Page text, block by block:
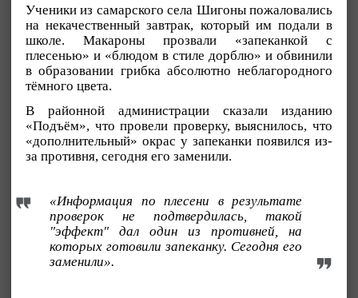
Ученики из самарского села Шигоны пожаловались
на некачественный завтрак, который им подали в
школе. Макароны прозвали «запеканкой с
плесенью» и «блюдом в стиле дорблю» и обвинили
в образовании грибка абсолютно неблагородного
тёмного цвета.
В районной администрации сказали изданию
«Подъём», что провели проверку, выяснилось, что
«дополнительный» окрас у запеканки появился из-
за противня, сегодня его заменили.
«Информация по плесени в результате
проверок не подтвердилась, такой
"эффект" дал один из противней, на
которых готовили запеканку. Сегодня его
заменили».